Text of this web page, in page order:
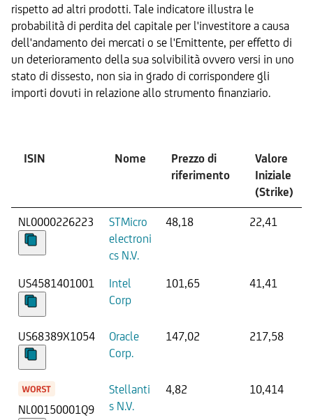
rispetto ad altri prodotti. Tale indicatore illustra le
probabilità di perdita del capitale per l'investitore a causa
dell'andamento dei mercati o se l'Emittente, per effetto di
un deterioramento della sua solvibilità ovvero versi in uno
stato di dissesto, non sia in grado di corrispondere gli
importi dovuti in relazione allo strumento finanziario.
ISIN Nome
Prezzo di
riferimento
Valore
Iniziale
(Strike)
NL0000226223
STMicro
electroni
cs N.V.
48,18 22,41
US4581401001
Intel
Corp
101,65 41,41
US68389X1054
Oracle
Corp.
147,02 217,58
NL00150001Q9
Stellanti
s N.V.
4,82 10,414